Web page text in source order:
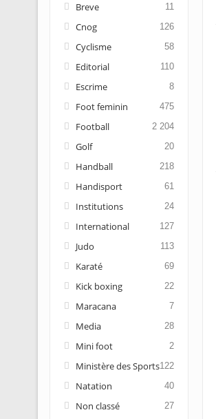
Breve 11
Cnog 126
Cyclisme 58
Editorial 110
Escrime 8
Foot feminin 475
Football 2 204
Golf 20
Handball 218
Handisport 61
Institutions 24
International 127
Judo 113
Karaté 69
Kick boxing 22
Maracana 7
Media 28
Mini foot 2
Ministère des Sports122
Natation 40
Non classé 27